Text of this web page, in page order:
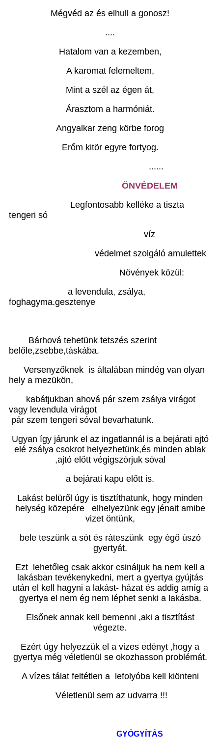
Mégvéd az és elhull a gonosz!
....
Hatalom van a kezemben,
A karomat felemeltem,
Mint a szél az égen át,
Árasztom a harmóniát.
Angyalkar zeng körbe forog
Erőm kitör egyre fortyog.
......
ÖNVÉDELEM
Legfontosabb kelléke a tiszta
tengeri só
víz
védelmet szolgáló amulettek
Növények közül:
a levendula, zsálya,
foghagyma.gesztenye
Bárhová tehetünk tetszés szerint
belőle,zsebbe,táskába.
Versenyzőknek is általában mindég van olyan
hely a mezükön,
kabátjukban ahová pár szem zsálya virágot
vagy levendula virágot
pár szem tengeri sóval bevarhatunk.
Ugyan így járunk el az ingatlannál is a bejárati ajtó
elé zsálya csokrot helyezhetünk,és minden ablak
,ajtó előtt végigszórjuk sóval
a bejárati kapu előtt is.
Lakást belüről úgy is tisztíthatunk, hogy minden
helység közepére elhelyezünk egy jénait amibe
vizet öntünk,
bele teszünk a sót és ráteszünk egy égő úszó
gyertyát.
Ezt lehetőleg csak akkor csináljuk ha nem kell a
lakásban tevékenykedni, mert a gyertya gyújtás
után el kell hagyni a lakást- házat és addig amíg a
gyertya el nem ég nem léphet senki a lakásba.
Elsőnek annak kell bemenni ,aki a tisztítást
végezte.
Ezért úgy helyezzük el a vizes edényt ,hogy a
gyertya még véletlenül se okozhasson problémát.
A vízes tálat feltétlen a lefolyóba kell kiönteni
Véletlenül sem az udvarra !!!
GYÓGYÍTÁS